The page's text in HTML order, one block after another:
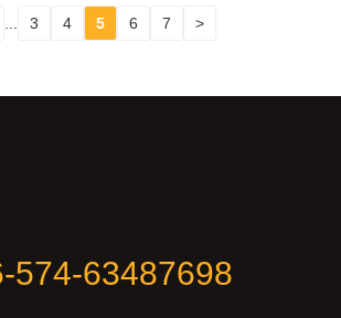
... 3 4 5 6 7 >
574-63487698